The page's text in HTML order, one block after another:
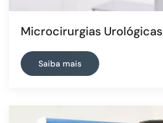
Microcirurgias Urológicas
Saiba mais